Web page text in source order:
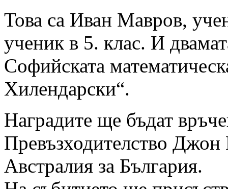
Това са Иван Мавров,
ученик в 5. клас. И
Софийската
Хилендарски“.
Наградите ще бъдат
Превъзходителство
Австралия за България.